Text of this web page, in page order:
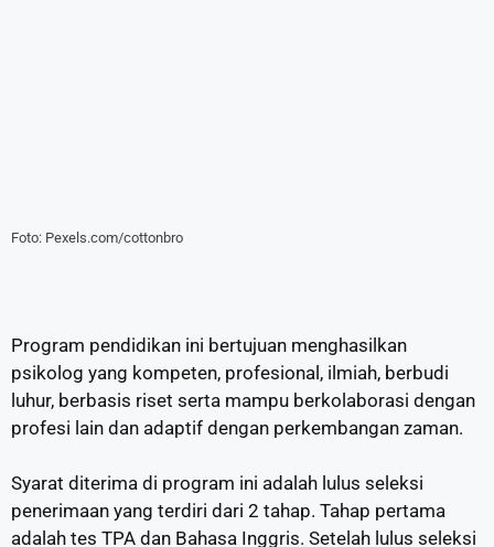
Foto: Pexels.com/cottonbro
Program pendidikan ini bertujuan menghasilkan
psikolog yang kompeten, profesional, ilmiah, berbudi
luhur, berbasis riset serta mampu berkolaborasi dengan
profesi lain dan adaptif dengan perkembangan zaman.
Syarat diterima di program ini adalah lulus seleksi
penerimaan yang terdiri dari 2 tahap. Tahap pertama
adalah tes TPA dan Bahasa Inggris. Setelah lulus seleksi